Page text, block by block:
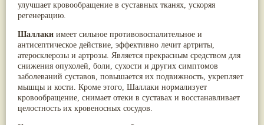
улучшает кровообращение в суставных тканях, ускоряя
регенерацию.
Шаллаки имеет сильное противовоспалительное и
антисептическое действие, эффективно лечит артриты,
атеросклерозы и артрозы. Является прекрасным средством для
снижения опухолей, боли, сухости и других симптомов
заболеваний суставов, повышается их подвижность, укрепляет
мышцы и кости. Кроме этого, Шаллаки нормализует
кровообращение, снимает отеки в суставах и восстанавливает
целостность их кровеносных сосудов.
Касторовое масло(8)
Кутаки(8)
Пушкара(8)
more...